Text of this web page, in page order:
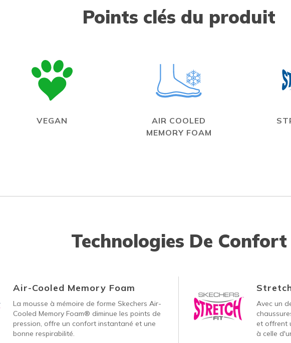
Points clés du produit
VEGAN
AIR COOLED
MEMORY FOAM
Technologies De Confort
Air-Cooled Memory Foam
La mousse à mémoire de forme Skechers Air-
Cooled Memory Foam® diminue les points de
pression, offre un confort instantané et une
bonne respirabilité.
Avec un
et offrent
à celle